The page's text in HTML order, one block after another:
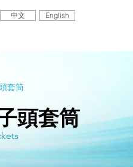
中文 English
套筒
頭套筒